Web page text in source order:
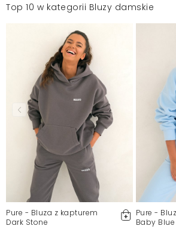
Top 10 w kategorii Bluzy damskie
Pure - Bluza z kapturem
Dark Stone
Pure -
Baby Blue